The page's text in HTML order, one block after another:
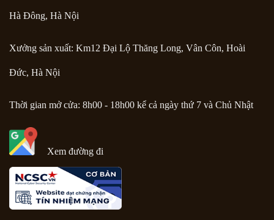
Hà Đông, Hà Nội
Xưởng sản xuất: Km12 Đại Lộ Thăng Long, Vân Côn, Hoài
Đức, Hà Nội
Thời gian mở cửa: 8h00 - 18h00 kể cả ngày thứ 7 và Chủ Nhật
Xem đường đi